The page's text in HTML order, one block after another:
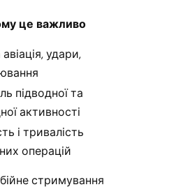
це важливо
удари,
підводної та
активності
і тривалість
операцій
стримування